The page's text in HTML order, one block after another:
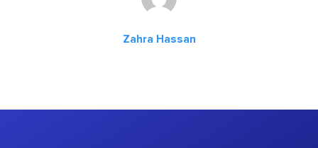
Zahra Hassan